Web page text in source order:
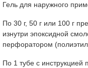
Гель для наружного
По 30 г, 50 г или 100 г
изнутри эпоксидной
перфоратором
По 1 тубе с инструкцией